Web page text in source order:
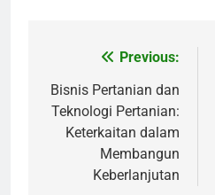
navigation
Previous:
Bisnis Pertanian dan
Teknologi Pertanian:
Keterkaitan dalam
Membangun
Keberlanjutan